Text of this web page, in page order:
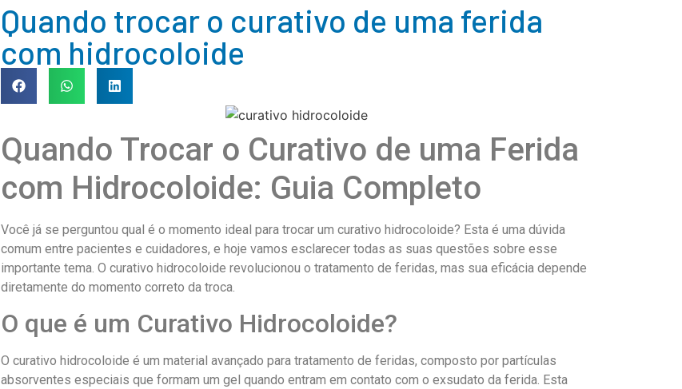
Quando trocar o curativo de uma ferida
com hidrocoloide
Quando Trocar o Curativo de uma Ferida
com Hidrocoloide: Guia Completo
Você já se perguntou qual é o momento ideal para trocar um curativo hidrocoloide? Esta é uma dúvida
comum entre pacientes e cuidadores, e hoje vamos esclarecer todas as suas questões sobre esse
importante tema. O curativo hidrocoloide revolucionou o tratamento de feridas, mas sua eficácia depende
diretamente do momento correto da troca.
O que é um Curativo Hidrocoloide?
O curativo hidrocoloide é um material avançado para tratamento de feridas, composto por partículas
absorventes especiais que formam um gel quando entram em contato com o exsudato da ferida. Esta